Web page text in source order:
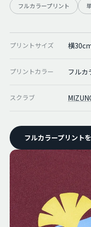
フルカラープリント
プリントサイズ 横
プリントカラー フルカ
スクラブ
フルカラープリント